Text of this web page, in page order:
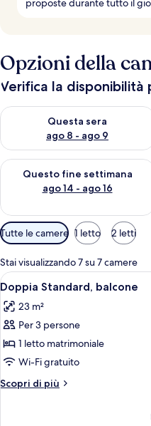
Opzioni della
Verifica la
Questa sera
ago 8 - ago 9
Verifica la disponibilità per
Questo fine settimana
ago 14 - ago 16
Verifica la disponibilità per
Filtri
disponibili
per
le
camere
Tutte le camere 1 letto 2 letti
Stai visualizzando 7 su 7 camere
Apri
tutte
le
foto
per
Doppia
Standard,
balcone
5
Doppia Standard, balcone
23 m²
Per 3 persone
1 letto matrimoniale
Wi-Fi gratuito
Scopri di più
Altri